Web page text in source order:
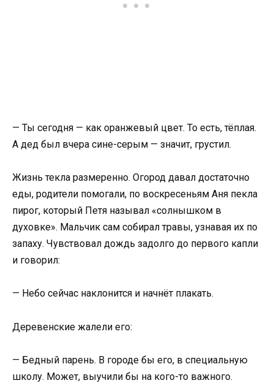
— Ты сегодня — как оранжевый цвет. То есть, тёплая.
А дед был вчера сине-серым — значит, грустил.
Жизнь текла размеренно. Огород давал достаточно
еды, родители помогали, по воскресеньям Аня пекла
пирог, который Петя называл «солнышком в
духовке». Мальчик сам собирал травы, узнавая их по
запаху. Чувствовал дождь задолго до первого капли
и говорил:
— Небо сейчас наклонится и начнёт плакать.
Деревенские жалели его:
— Бедный парень. В городе бы его, в специальную
школу. Может, выучили бы на кого-то важного.